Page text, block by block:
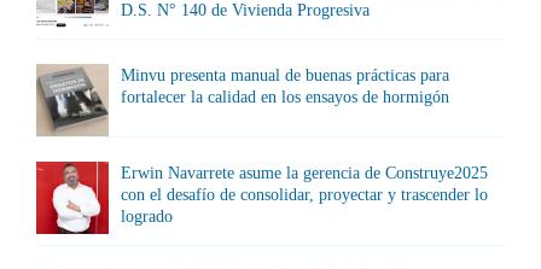
D.S. N° 140 de Vivienda Progresiva
Minvu presenta manual de buenas prácticas para
fortalecer la calidad en los ensayos de hormigón
Erwin Navarrete asume la gerencia de Construye2025
con el desafío de consolidar, proyectar y trascender lo
logrado